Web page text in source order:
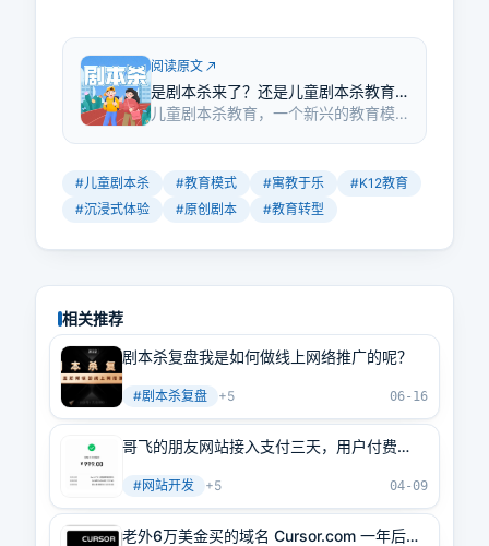
阅读原文
是剧本杀来了？还是儿童剧本杀教育
机会来了！
儿童剧本杀教育，一个新兴的教育模
式，更是寓教于乐的典范。通过沉浸
式体验，孩子们可以在游戏中学习历
史、文化，提升思维和社交能力。这
#儿童剧本杀 #教育模式 #寓教于乐 #K12教育
#沉浸式体验 #原创剧本 #教育转型
相关推荐
剧本杀复盘我是如何做线上网络推广的呢？
#剧本杀复盘 +5 06-16
哥飞的朋友网站接入支付三天，用户付费
#网站开发 +5 04-09
老外6万美金买的域名 Cursor.com 一年后卖